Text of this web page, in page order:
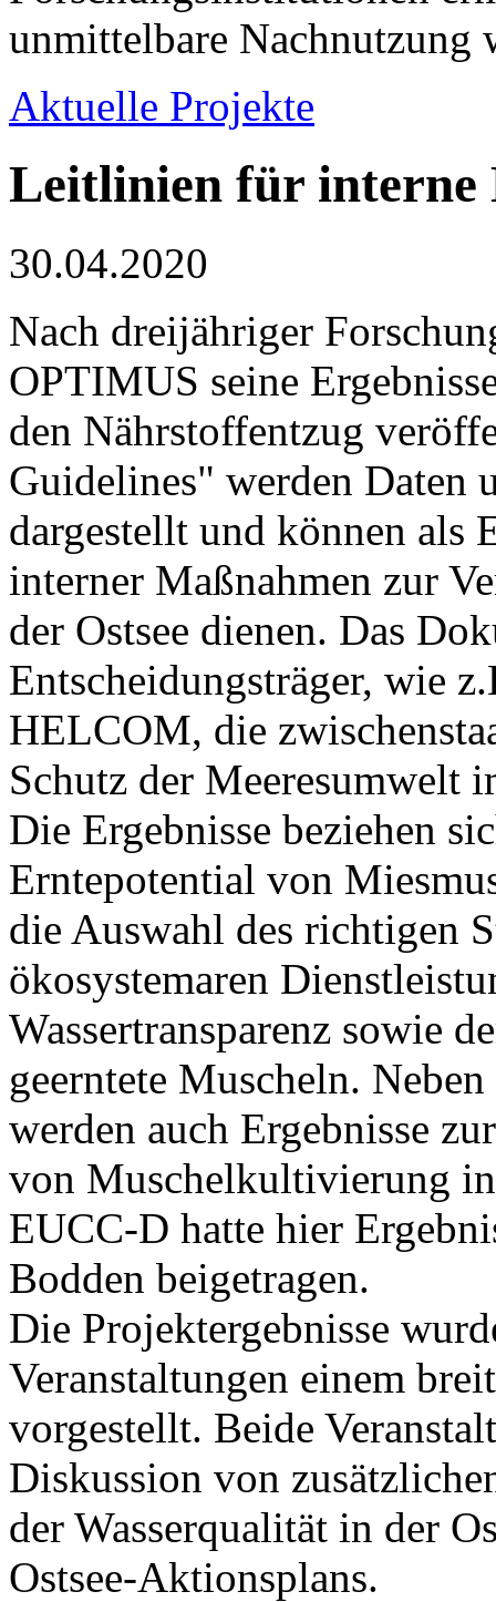
unmittelbare Nachnutzung
Aktuelle Projekte
Leitlinien für interne
30.04.2020
Nach dreijähriger
OPTIMUS seine
den Nährstoffentzug
Guidelines" werden Daten
dargestellt und können als
interner Maßnahmen zur
der Ostsee dienen. Das
Entscheidungsträger, wie
HELCOM, die
Schutz der Meeresumwelt
Die Ergebnisse beziehen
Erntepotential von
die Auswahl des richtigen
ökosystemaren
Wassertransparenz sowie
geerntete Muscheln.
werden auch Ergebnisse
von Muschelkultivierung
EUCC-D hatte hier
Bodden beigetragen.
Die Projektergebnisse
Veranstaltungen einem
vorgestellt. Beide
Diskussion von
der Wasserqualität in der
Ostsee-Aktionsplans.